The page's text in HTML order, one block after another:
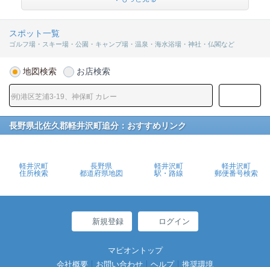
スポット一覧
ゴルフ場・スキー場・公園・キャンプ場・温泉・海水浴場・神社・仏閣など
地図検索 お店検索
長野県北佐久郡軽井沢町追分：おすすめリンク
軽井沢町
住所検索
長野県
都道府県地図
軽井沢町
駅・路線
軽井沢町
郵便番号検索
新規登録 ログイン
マピオントップ
会社概要
お問い合わせ ヘルプ 推奨環境